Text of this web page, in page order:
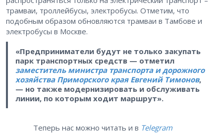
трамваи, троллейбусы, электробусы. Отметим, что
подобным образом обновляются трамваи в Тамбове и
электробусы в Москве.
«Предприниматели будут не только закупать
парк транспортных средств — отметил
заместитель министра транспорта и дорожного
хозяйства Приморского края Евгений Тимонов,
— но также модернизировать и обслуживать
линии, по которым ходит маршрут».
Теперь нас можно читать и в Telegram